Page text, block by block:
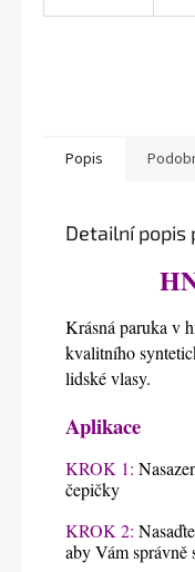
Popis
Detailní popis
Krásná paruka v
kvalitního
lidské vlasy.
Aplikace
KROK 1:
čepičky
KROK 2:
aby Vám správně